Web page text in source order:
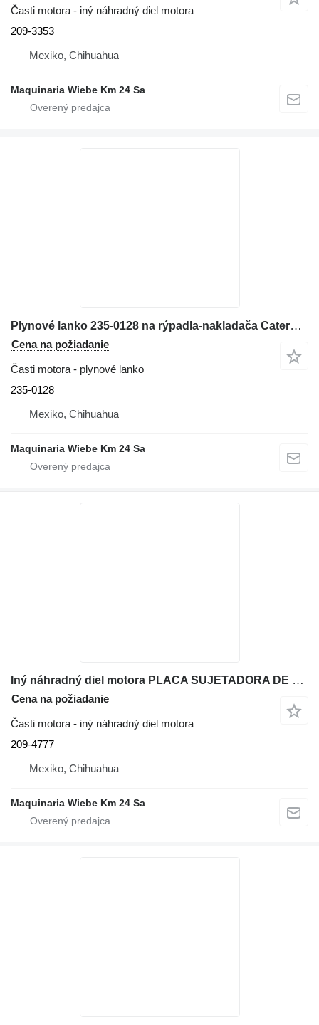
Časti motora - iný náhradný diel motora
209-3353
Mexiko, Chihuahua
Maquinaria Wiebe Km 24 Sa
Plynové lanko 235-0128 na rýpadla-nakladača Caterpillar 416E
Cena na požiadanie
Časti motora - plynové lanko
235-0128
Mexiko, Chihuahua
Maquinaria Wiebe Km 24 Sa
Iný náhradný diel motora PLACA SUJETADORA DE PISTONES DEL SWING 209-4777 na rýpadla-nakladača Caterpillar 416E
Cena na požiadanie
Časti motora - iný náhradný diel motora
209-4777
Mexiko, Chihuahua
Maquinaria Wiebe Km 24 Sa